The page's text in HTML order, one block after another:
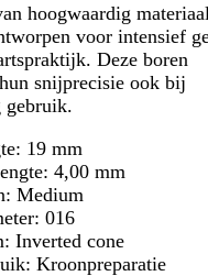
hoogwaardig
voor intensief
Deze boren
snijprecisie ook bij
gebruik.
19 mm
4,00 mm
Medium
016
Inverted cone
Kroonpreparatie